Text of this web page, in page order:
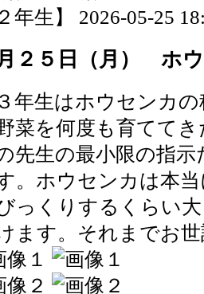
年生】 2026-05-25
２５日（月） ホ
年生はホウセンカの
菜を何度も育てて
先生の最小限の指
。ホウセンカは本
っくりするくらい
ます。それまでお